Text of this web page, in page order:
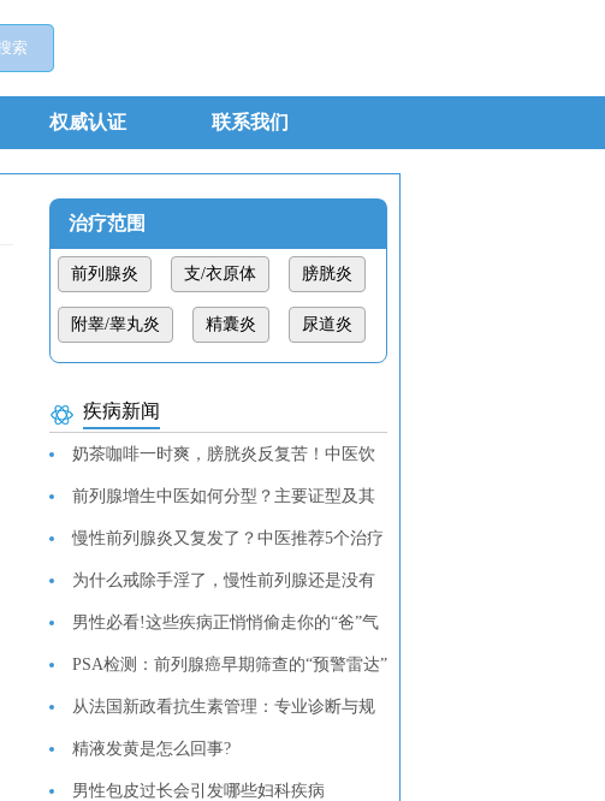
权威认证 联系我们
治疗范围
前列腺炎 支/衣原体 膀胱炎
附睾/睾丸炎 精囊炎 尿道炎
疾病新闻
奶茶咖啡一时爽，膀胱炎反复苦！中医饮
食调理教你找回清爽！
前列腺增生中医如何分型？主要证型及其
诊断特征
慢性前列腺炎又复发了？中医推荐5个治疗
前列腺疾病的中药方剂
为什么戒除手淫了，慢性前列腺还是没有
好？男性必看!这些疾病正悄悄偷走你的“爸”气
PSA检测：前列腺癌早期筛查的“预警雷达”
从法国新政看抗生素管理：专业诊断与规
范使用的重要性
精液发黄是怎么回事?
男性包皮过长会引发哪些妇科疾病